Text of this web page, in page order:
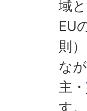
域
EU
則
な
主・
す。